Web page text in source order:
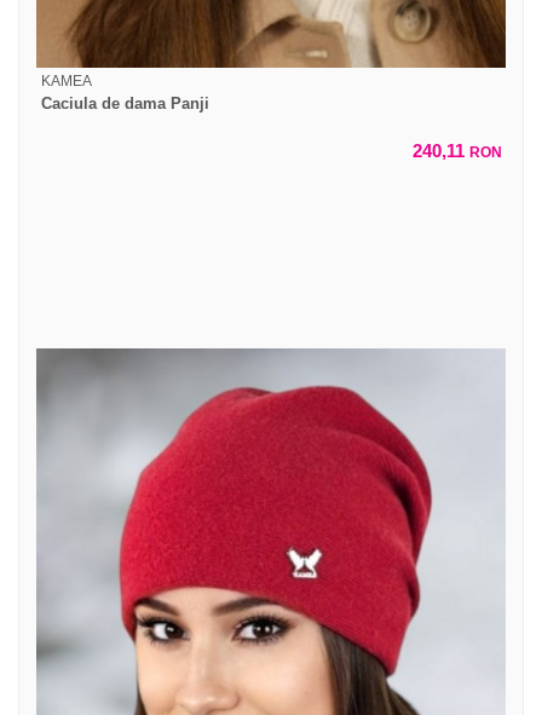
KAMEA
Caciula de dama Panji
240,11 RON